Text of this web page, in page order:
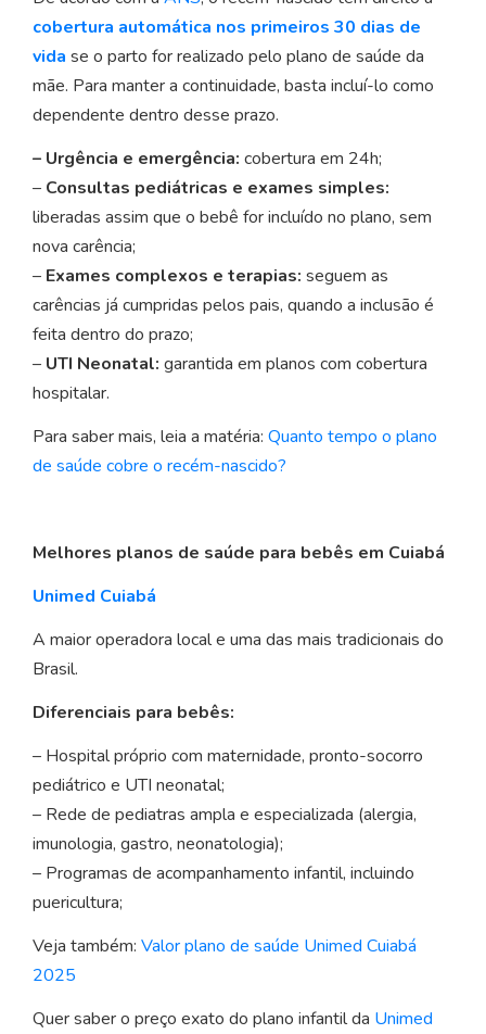
cobertura automática nos primeiros 30 dias de
vida se o parto for realizado pelo plano de saúde da
mãe. Para manter a continuidade, basta incluí-lo como
dependente dentro desse prazo.
– Urgência e emergência: cobertura em 24h;
– Consultas pediátricas e exames simples:
liberadas assim que o bebê for incluído no plano, sem
nova carência;
– Exames complexos e terapias: seguem as
carências já cumpridas pelos pais, quando a inclusão é
feita dentro do prazo;
– UTI Neonatal: garantida em planos com cobertura
hospitalar.
Para saber mais, leia a matéria: Quanto tempo o plano
de saúde cobre o recém-nascido?
Melhores planos de saúde para bebês em Cuiabá
Unimed Cuiabá
A maior operadora local e uma das mais tradicionais do
Brasil.
Diferenciais para bebês:
– Hospital próprio com maternidade, pronto-socorro
pediátrico e UTI neonatal;
– Rede de pediatras ampla e especializada (alergia,
imunologia, gastro, neonatologia);
– Programas de acompanhamento infantil, incluindo
puericultura;
Veja também: Valor plano de saúde Unimed Cuiabá
2025
Quer saber o preço exato do plano infantil da Unimed